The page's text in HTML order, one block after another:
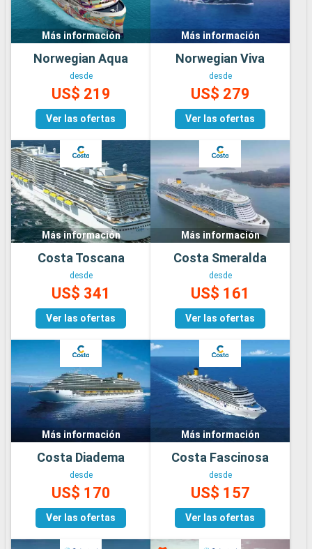
Más información
Norwegian Aqua
desde
US$ 219
Ver las ofertas
Más información
Norwegian Viva
desde
US$ 279
Ver las ofertas
Más información
Costa Toscana
desde
US$ 341
Ver las ofertas
Más información
Costa Smeralda
desde
US$ 161
Ver las ofertas
Más información
Costa Diadema
desde
US$ 170
Ver las ofertas
Más información
Costa Fascinosa
desde
US$ 157
Ver las ofertas